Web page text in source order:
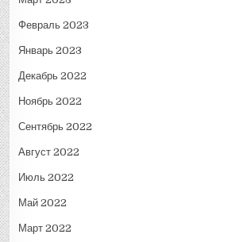
Февраль 2023
Январь 2023
Декабрь 2022
Ноябрь 2022
Сентябрь 2022
Август 2022
Июль 2022
Май 2022
Март 2022